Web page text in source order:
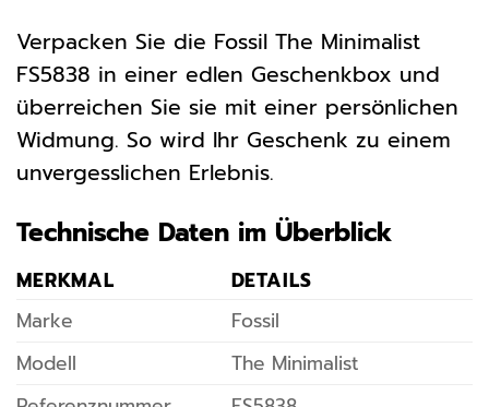
Verpacken Sie die Fossil The Minimalist
FS5838 in einer edlen Geschenkbox und
überreichen Sie sie mit einer persönlichen
Widmung. So wird Ihr Geschenk zu einem
unvergesslichen Erlebnis.
Technische Daten im Überblick
MERKMAL
DETAILS
Marke
Fossil
Modell
The Minimalist